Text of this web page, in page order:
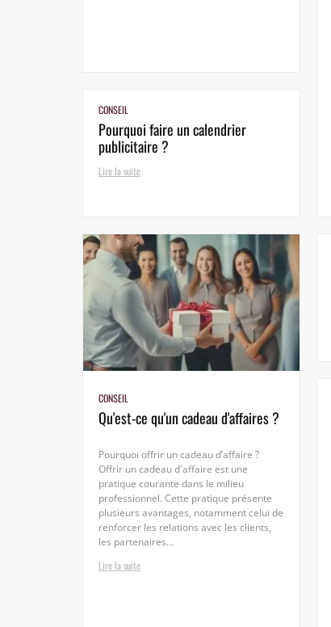
CONSEIL
Pourquoi faire un calendrier
publicitaire ?
Lire la suite
CONSEIL
Qu'est-ce qu'un cadeau d'affaires ?
Pourquoi offrir un cadeau d’affaire ?
Offrir un cadeau d'affaire est une
pratique courante dans le milieu
professionnel. Cette pratique présente
plusieurs avantages, notamment celui de
renforcer les relations avec les clients,
les partenaires...
Lire la suite